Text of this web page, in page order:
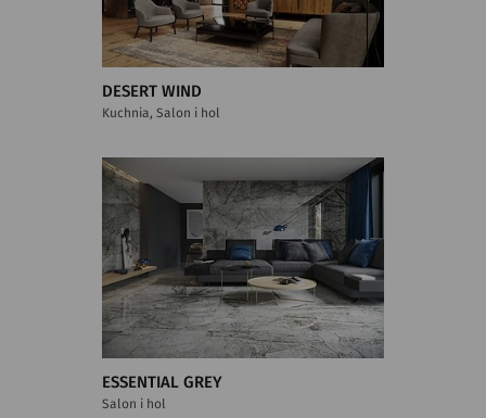
DESERT WIND
Kuchnia, Salon i hol
ESSENTIAL GREY
Salon i hol